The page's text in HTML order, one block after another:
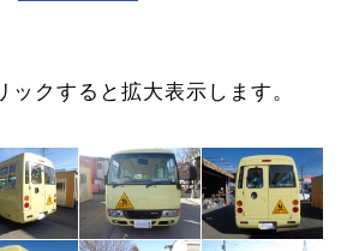
ックすると拡大表示します。